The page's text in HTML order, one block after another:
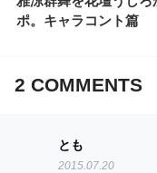
ポ。キャラコント篇
2 COMMENTS
とも
2015.07.20